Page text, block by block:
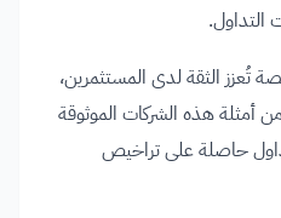
تُعزز الثقة لدى المستثمرين،
هذه الشركات الموثوقة
حاصلة على تراخيص